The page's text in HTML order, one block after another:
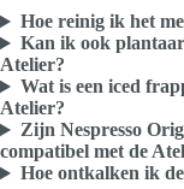
Hoe reinig ik het
Kan ik ook
Atelier?
Wat is een iced
Atelier?
Zijn Nespresso
compatibel met de
Hoe ontkalken ik